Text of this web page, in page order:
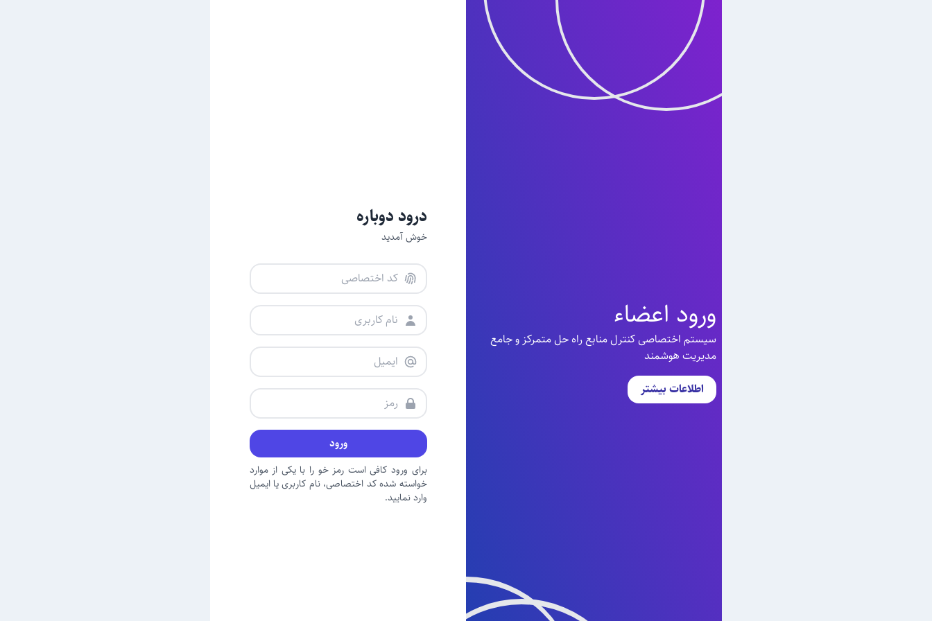
ورود اعضاء
سیستم اختصاصی کنترل منابع راه حل متمرکز و جامع
مدیریت هوشمند
اطلاعات بیشتر
درود دوباره
خوش آمدید
ورود
برای ورود کافی است رمز خو را با یکی از موارد
خواسته شده کد اختصاصی، نام کاربری یا ایمیل
وارد نمایید.